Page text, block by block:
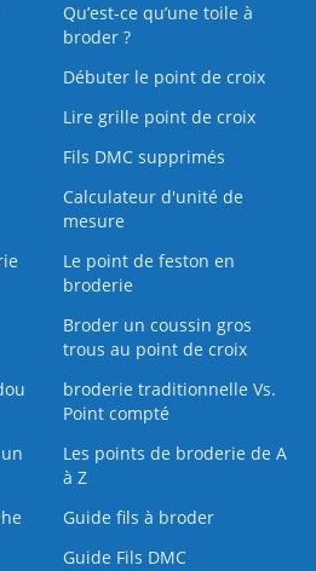
Qu’est‑ce qu’une toile à
broder ?
Débuter le point de croix
Lire grille point de croix
Fils DMC supprimés
Calculateur d'unité de
mesure
Le point de feston en
broderie
Broder un coussin gros
trous au point de croix
broderie traditionnelle Vs.
Point compté
Les points de broderie de A
à Z
Guide fils à broder
Guide Fils DMC